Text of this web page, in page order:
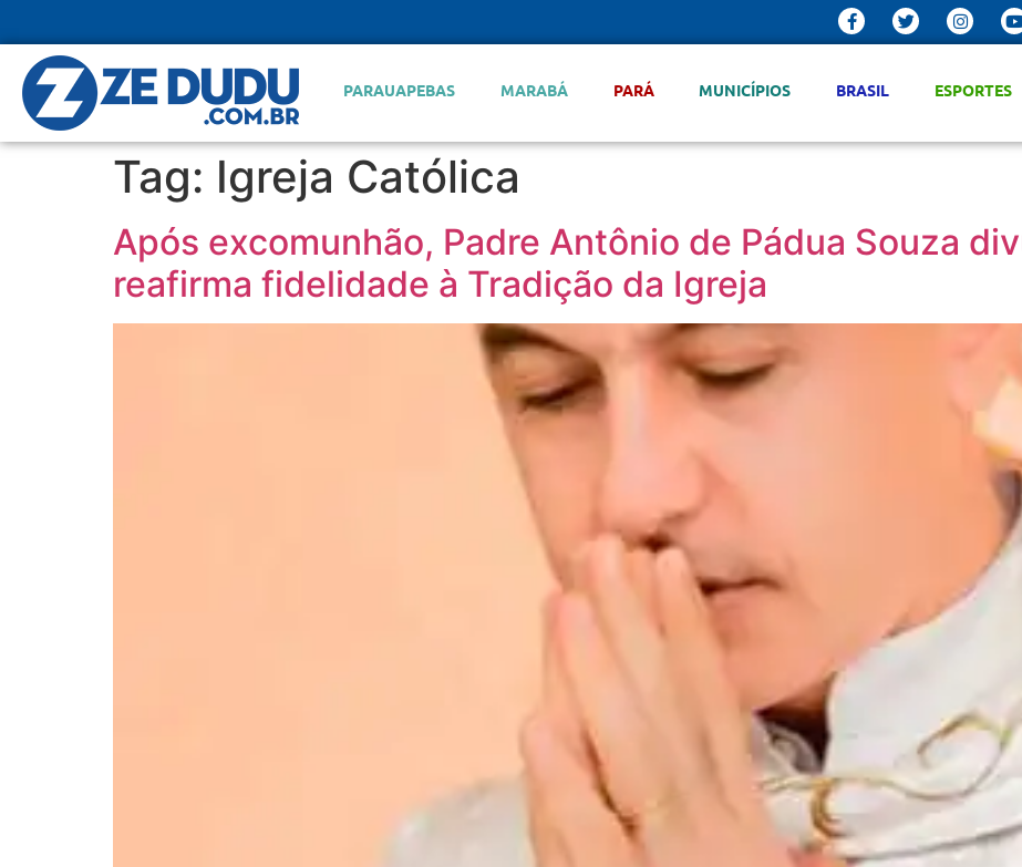
PARAUAPEBAS MARABÁ PARÁ MUNICÍPIOS BRASIL ESPORTES
Tag: Igreja Católica
Após excomunhão, Padre Antônio de Pádua Souza
reafirma fidelidade à Tradição da Igreja